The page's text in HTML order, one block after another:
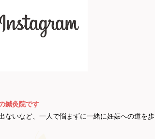
鍼灸院です
ないなど、一人で悩まずに一緒に妊娠への道を歩